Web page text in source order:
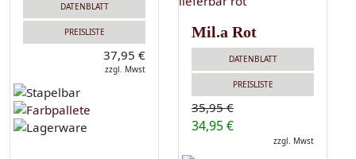
DATENBLATT
PREISLISTE
37,95 €
zzgl. Mwst
Mil.a Rot
DATENBLATT
PREISLISTE
35,95 €
34,95 €
zzgl. Mwst